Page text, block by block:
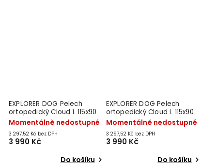
EXPLORER DOG Pelech
ortopedický Cloud L 115x90
Moss Green
Momentálně nedostupné
3 297,52 Kč bez DPH
3 990 Kč
Do košíku
EXPLORER DOG Pelech
ortopedický Cloud L 115x90
Mocha Brown
Momentálně nedostupné
3 297,52 Kč bez DPH
3 990 Kč
Do košíku